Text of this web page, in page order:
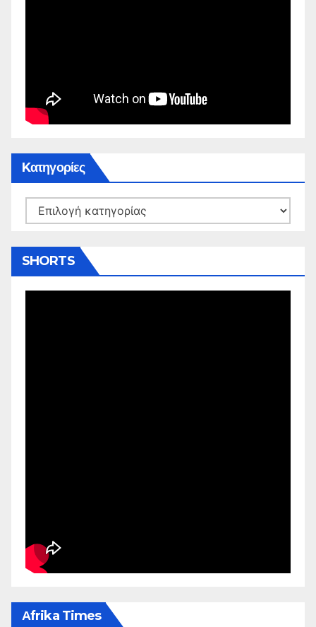
Kατηγορίες
Kατηγορίες
SHORTS
Αfrika Times